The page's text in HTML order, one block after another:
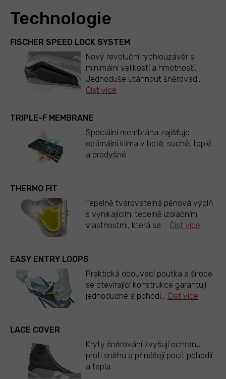
Technologie
FISCHER SPEED LOCK SYSTEM
Nový revoluční rychlouzávěr s
minimální velikostí a hmotností.
Jednoduše utáhnout šněrovad...
Číst více
TRIPLE-F MEMBRANE
Speciální membrána zajišťuje
optimální klima v botě: suché, teplé
a prodyšné.
THERMO FIT
Tepelně tvarovatelná pěnová výplň
s vynikajícími tepelně izolačními
vlastnostmi, která se ... Číst více
EASY ENTRY LOOPS
Praktická obouvací poutka a široce
se otevírající konstrukce garantují
jednoduché a pohodl... Číst více
LACE COVER
Kryty šněrování zvyšují ochranu
proti sněhu a přinášejí pocit pohodlí
a tepla.